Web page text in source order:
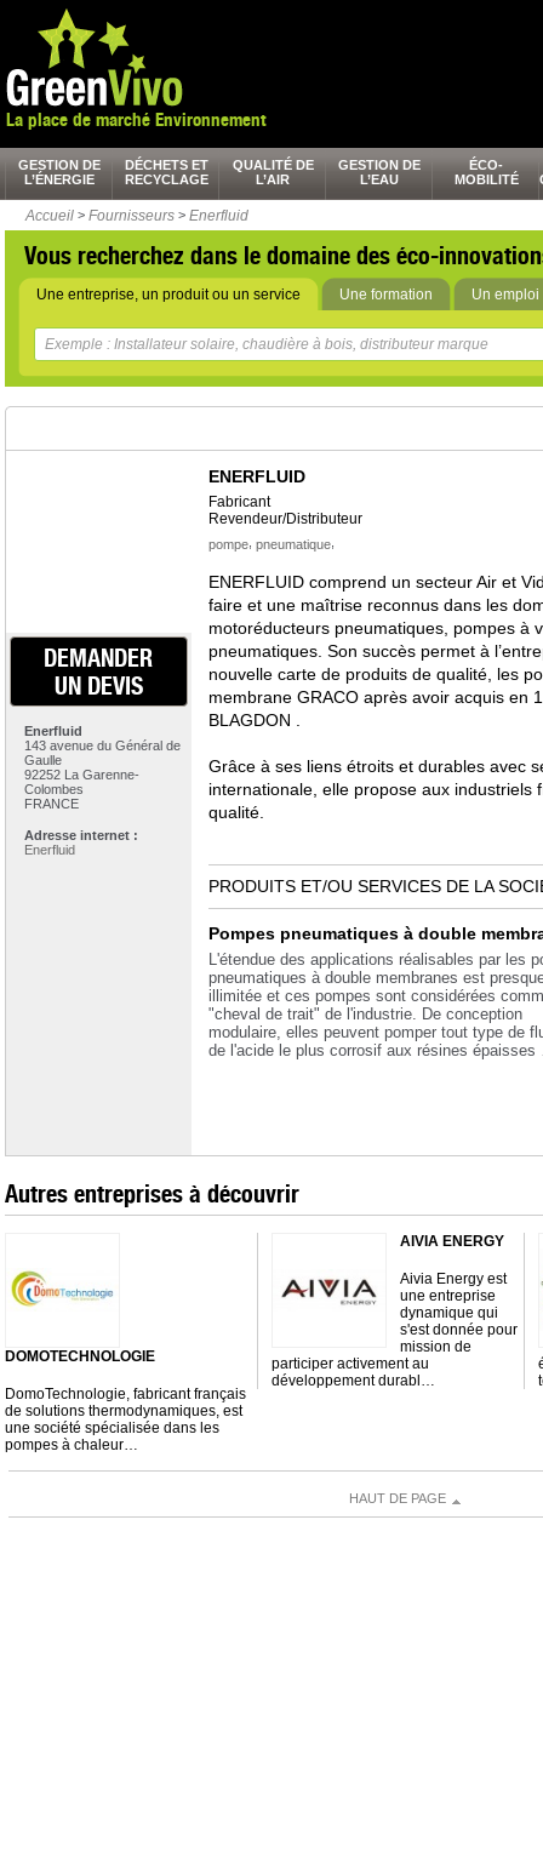
La place de marché Environnement
GESTION DE
L’ÉNERGIE
DÉCHETS ET
RECYCLAGE
QUALITÉ DE
L’AIR
GESTION DE
L’EAU
ÉCO-
MOBILITÉ
Accueil > Fournisseurs > Enerfluid
Vous recherchez dans le domaine des éco-
Une entreprise, un produit ou un service Une formation Un emploi
DEMANDER
UN DEVIS
Enerfluid
143 avenue du Général de
Gaulle
92252 La Garenne-
Colombes
FRANCE
Adresse internet :
Enerfluid
ENERFLUID
Fabricant
Revendeur/Distributeur
pompe, pneumatique,
ENERFLUID comprend un secteur Air et
faire et une maîtrise reconnus dans les
motoréducteurs pneumatiques, pompes à
pneumatiques. Son succès permet à
nouvelle carte de produits de qualité, les
membrane GRACO après avoir acquis en
BLAGDON .
Grâce à ses liens étroits et durables avec
internationale, elle propose aux industriels
qualité.
PRODUITS ET/OU SERVICES DE LA
Pompes pneumatiques à double
L'étendue des applications réalisables par les
pneumatiques à double membranes est
illimitée et ces pompes sont considérées
"cheval de trait" de l'industrie. De conception
modulaire, elles peuvent pomper tout type de
de l'acide le plus corrosif aux résines
Autres entreprises à découvrir
DOMOTECHNOLOGIE
DomoTechnologie, fabricant français
de solutions thermodynamiques, est
une société spécialisée dans les
pompes à chaleur…
AIVIA ENERGY
Aivia Energy est
une entreprise
dynamique qui
s'est donnée pour
mission de
participer activement au
développement durabl…
HAUT DE PAGE